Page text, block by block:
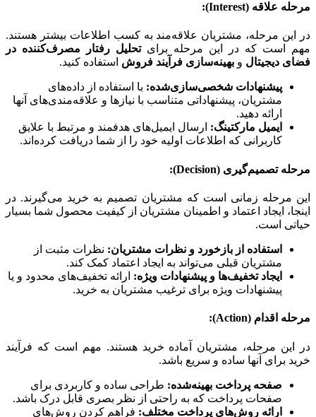
مرحله علاقه (Interest):
در این مرحله، مشتریان علاقه‌مند به کسب اطلاعات بیشتر هستند.
مهم است که در این مرحله برایتحلیل رفتار مصرف‌کننده در
فضای دیجیتال و بهینه‌سازی فرآیند فروش استفاده کنید.
پیشنهادات شخصی‌سازی‌شده: با استفاده از داده‌های
مشتریان، پیشنهاداتی متناسب با نیازها و علاقه‌مندی‌های آنها
ارائه دهید.
ایمیل مارکتینگ: ارسال ایمیل‌های هدفمند و مرتبط با علایق
کاربرانی که اطلاعات اولیه خود را از شما دریافت کرده‌اند.
مرحله تصمیم‌گیری (Decision):
این مرحله زمانی است که مشتریان تصمیم به خرید می‌گیرند. در
اینجا، ایجاد اعتماد و اطمینان مشتریان از کیفیت محصول شما بسیار
حیاتی است.
استفاده از بازخورد و نظرات مشتریان: نظرات مثبت از
مشتریان قبلی می‌تواند به ایجاد اعتماد کمک کند.
ایجاد تخفیف‌ها و پیشنهادات ویژه: ارائه تخفیف‌های محدود و یا
پیشنهادات ویژه برای ترغیب مشتریان به خرید.
مرحله اقدام (Action):
در این مرحله، مشتریان آماده خرید هستند. مهم است که فرآیند
خرید برای آنها ساده و سریع باشد.
صفحه پرداخت بهینه‌شده: طراحی ساده و کاربردی برای
صفحات پرداخت که به راحتی از نظر بصری قابل درک باشد.
ارائه روش‌های پرداخت مختلف: فراهم کردن روش‌های